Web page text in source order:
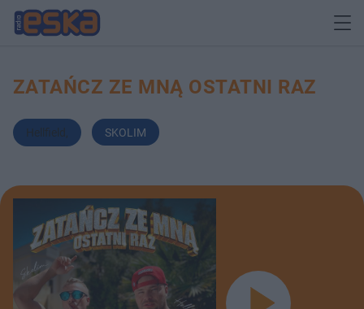
ZATAŃCZ ZE MNĄ OSTATNI RAZ
Hellfield SKOLIM